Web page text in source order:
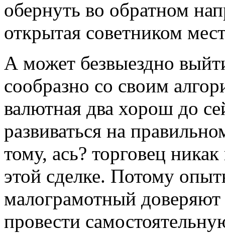
обернуть во обратном
открытая советником
А может безвыездно
сообразно со своим
валютная два хорош до
развиваться на
тому, ась? торговец
этой сделке. Потому
малограмотный
провести